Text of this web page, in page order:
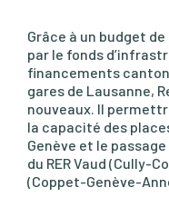
Grâce à un budget
par le fonds
financements
gares de Lausanne,
nouveaux. Il
la capacité des
Genève et le
du RER Vaud (Cully-
(Coppet-Genève-